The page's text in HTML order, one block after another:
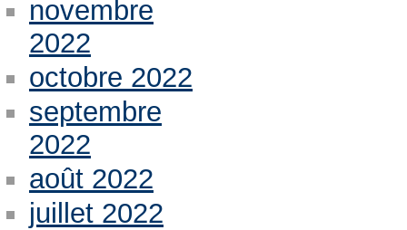
novembre
2022
octobre 2022
septembre
2022
août 2022
juillet 2022